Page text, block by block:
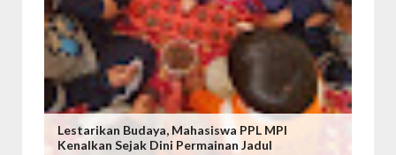
Lestarikan Budaya, Mahasiswa PPL MPI
Kenalkan Sejak Dini Permainan Jadul